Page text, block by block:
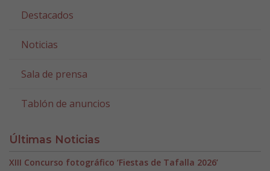
Destacados
Noticias
Sala de prensa
Tablón de anuncios
Últimas Noticias
XIII Concurso fotográfico ‘Fiestas de Tafalla 2026’